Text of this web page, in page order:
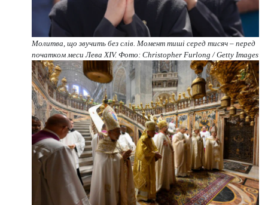
Молитва, що звучить без слів. Момент тиші серед тисяч – перед
початком меси Лева XIV. Фото: Christopher Furlong / Getty Images